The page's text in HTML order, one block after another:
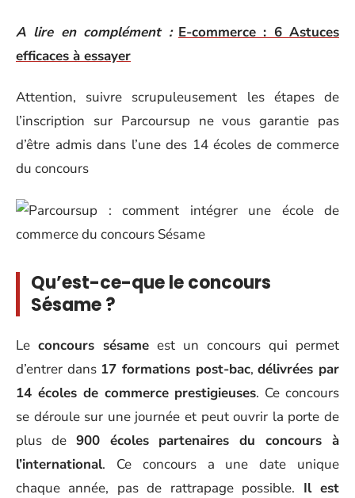
A lire en complément : E-commerce : 6 Astuces
efficaces à essayer
Attention, suivre scrupuleusement les étapes de
l’inscription sur Parcoursup ne vous garantie pas
d’être admis dans l’une des 14 écoles de commerce
du concours
Qu’est-ce-que le concours
Sésame ?
Le concours sésame est un concours qui permet
d’entrer dans 17 formations post-bac,délivrées par
14 écoles de commerce prestigieuses. Ce concours
se déroule sur une journée et peut ouvrir la porte de
plus de 900 écoles partenaires du concours à
l’international. Ce concours a une date unique
chaque année, pas de rattrapage possible. Il est